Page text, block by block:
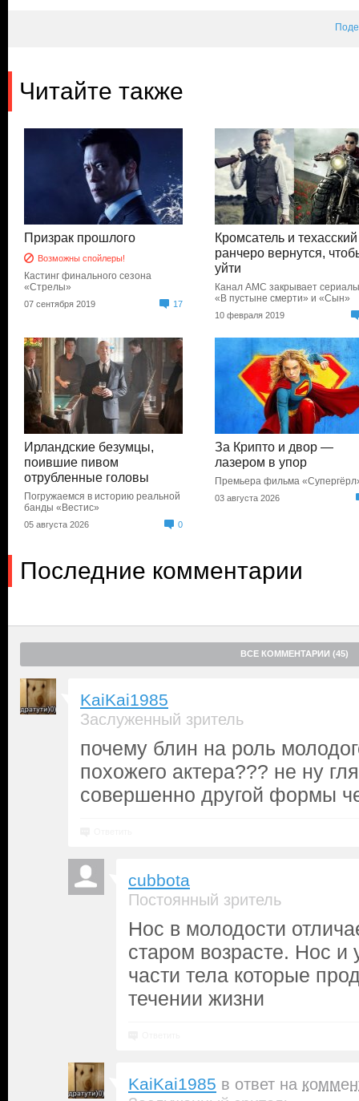
Читайте также
Призрак прошлого
Возможны спойлеры!
Кастинг финального сезона
«Стрелы»
07 сентября 2019 17
Кромсатель и техасский
ранчеро вернутся,
уйти
Канал AMC закрывает
«В пустыне смерти» и «Сын»
10 февраля 2019
Ирландские безумцы,
поившие пивом
отрубленные головы
Погружаемся в историю реальной
банды «Вестис»
05 августа 2026 0
За Крипто и двор —
лазером в упор
Премьера фильма
03 августа 2026
Последние комментарии
ВСЕ КОММЕНТАРИИ (45)
KaiKai1985
Заслуженный зритель
почему блин на роль
похожего актера??? не ну
совершенно другой формы
cubbota
Постоянный зритель
Нос в молодости
старом возрасте. Нос
части тела которые
течении жизни
KaiKai1985 в ответ на